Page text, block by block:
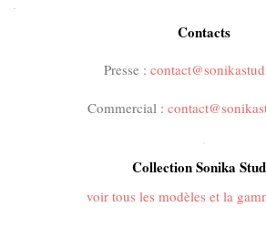
Contacts
Presse :
Commercial :
Collection Sonika
voir tous les modèles et la